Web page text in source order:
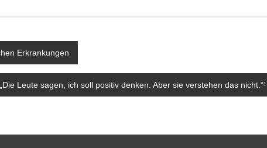
Erkrankungen
Leute sagen, ich soll positiv denken. Aber sie verstehen das nicht.“¹